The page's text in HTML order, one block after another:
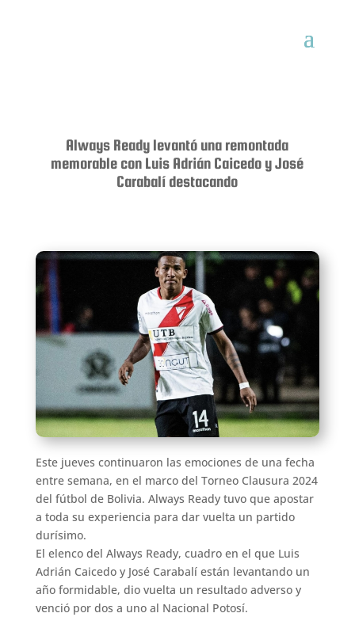
Always Ready levantó una remontada
memorable con Luis Adrián Caicedo y José
Carabalí destacando
Este jueves continuaron las emociones de una fecha
entre semana, en el marco del Torneo Clausura 2024
del fútbol de Bolivia. Always Ready tuvo que apostar
a toda su experiencia para dar vuelta un partido
durísimo.
El elenco del Always Ready, cuadro en el que Luis
Adrián Caicedo y José Carabalí están levantando un
año formidable, dio vuelta un resultado adverso y
venció por dos a uno al Nacional Potosí.